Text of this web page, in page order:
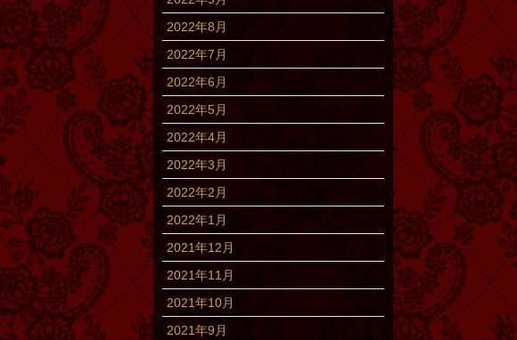
2022年8月
2022年7月
2022年6月
2022年5月
2022年4月
2022年3月
2022年2月
2022年1月
2021年12月
2021年11月
2021年10月
2021年9月